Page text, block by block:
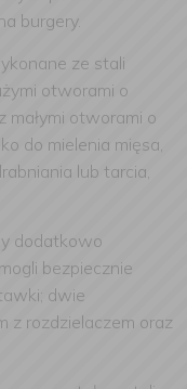
burgery.
ze stali
otworami o
małymi otworami o
do mielenia mięsa,
lub tarcia,
dodatkowo
bezpiecznie
dwie
z rozdzielaczem oraz